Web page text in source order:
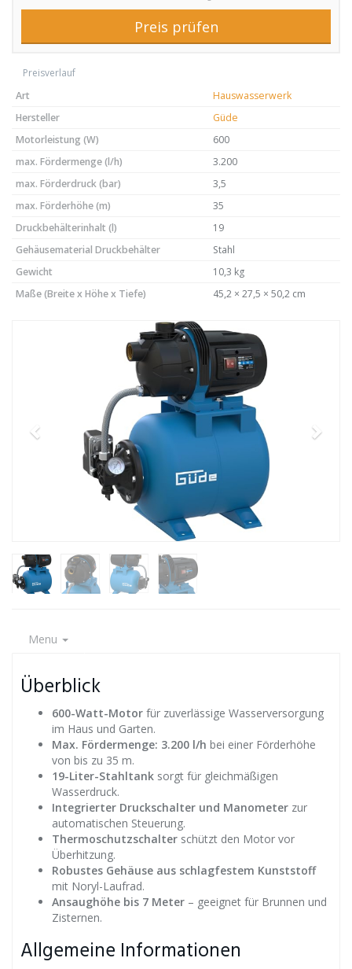
Preis prüfen
Preisverlauf
Art
Hauswasserwerk
Hersteller
Güde
Motorleistung (W)
600
max. Fördermenge (l/h)
3.200
max. Förderdruck (bar)
3,5
max. Förderhöhe (m)
35
Druckbehälterinhalt (l)
19
Gehäusematerial Druckbehälter
Stahl
Gewicht
10,3 kg
Maße (Breite x Höhe x Tiefe)
45,2 × 27,5 × 50,2 cm
Menu
Überblick
600-Watt-Motor für zuverlässige Wasserversorgung
im Haus und Garten.
Max. Fördermenge: 3.200 l/h bei einer Förderhöhe
von bis zu 35 m.
19-Liter-Stahltank sorgt für gleichmäßigen
Wasserdruck.
Integrierter Druckschalter und Manometer zur
automatischen Steuerung.
Thermoschutzschalter schützt den Motor vor
Überhitzung.
Robustes Gehäuse aus schlagfestem Kunststoff
mit Noryl-Laufrad.
Ansaughöhe bis 7 Meter – geeignet für Brunnen und
Zisternen.
Allgemeine Informationen